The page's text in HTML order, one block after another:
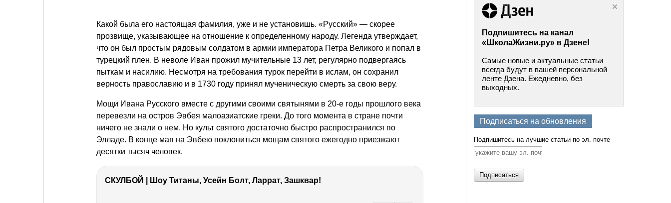
Какой была его настоящая фамилия, уже и не установишь. «Русский» — скорее
прозвище, указывающее на отношение к определенному народу. Легенда утверждает,
что он был простым рядовым солдатом в армии императора Петра Великого и попал в
турецкий плен. В неволе Иван прожил мучительные 13 лет, регулярно подвергаясь
пыткам и насилию. Несмотря на требования турок перейти в ислам, он сохранил
верность православию и в 1730 году принял мученическую смерть за свою веру.
Мощи Ивана Русского вместе с другими своими святынями в 20-е годы прошлого века
перевезли на остров Эвбея малоазиатские греки. До того момента в стране почти
ничего не знали о нем. Но культ святого достаточно быстро распространился по
Элладе. В конце мая на Эвбею поклониться мощам святого ежегодно приезжают
десятки тысяч человек.
СКУЛБОЙ | Шоу Титаны, Усейн Болт, Ларрат, Зашквар!
Подпишитесь на канал
«ШколаЖизни.ру» в Дзене!
Самые новые и актуальные статьи
всегда будут в вашей персональной
ленте Дзена. Ежедневно, без
выходных.
Подписаться на обновления
Подпишитесь на лучшие статьи по эл. почте